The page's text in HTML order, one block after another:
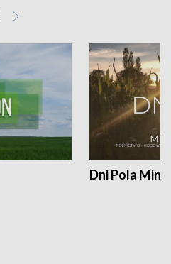
Dni Pola